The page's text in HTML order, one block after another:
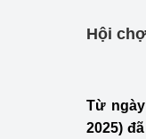
Hội
Từ
2025)